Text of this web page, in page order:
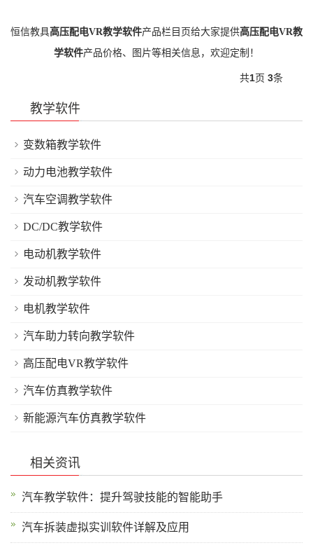
恒信教具高压配电VR教学软件产品栏目页给大家提供高压配电VR教
学软件产品价格、图片等相关信息，欢迎定制！
共1页 3条
教学软件
变数箱教学软件
动力电池教学软件
汽车空调教学软件
DC/DC教学软件
电动机教学软件
发动机教学软件
电机教学软件
汽车助力转向教学软件
高压配电VR教学软件
汽车仿真教学软件
新能源汽车仿真教学软件
相关资讯
汽车教学软件：提升驾驶技能的智能助手
汽车拆装虚拟实训软件详解及应用